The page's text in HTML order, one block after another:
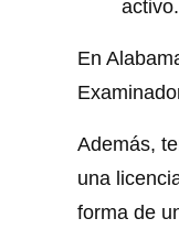
activo.
En
Además,
una
forma de